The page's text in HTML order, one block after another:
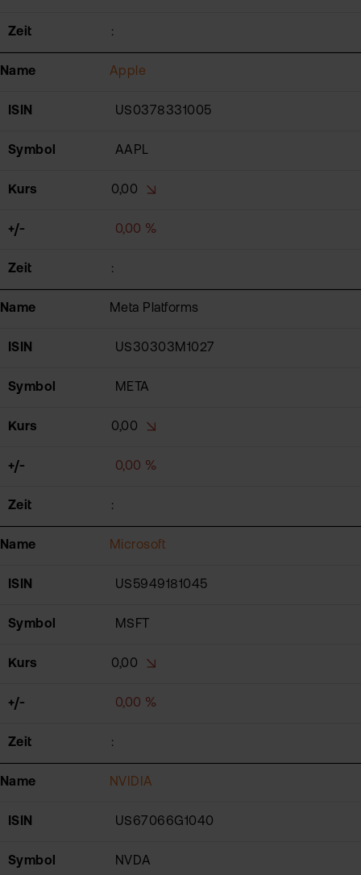
Zeit :
Name Apple
ISIN US0378331005
Symbol AAPL
Kurs 0,00
+/- 0,00 %
Zeit :
Name Meta Platforms
ISIN US30303M1027
Symbol META
Kurs 0,00
+/- 0,00 %
Zeit :
Name Microsoft
ISIN US5949181045
Symbol MSFT
Kurs 0,00
+/- 0,00 %
Zeit :
Name NVIDIA
ISIN US67066G1040
Symbol NVDA